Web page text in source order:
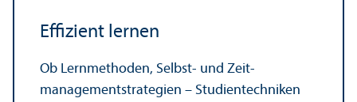
Effizient lernen
Ob Lernmethoden, Selbst- und Zeit­
management­strategien – Studien­techniken